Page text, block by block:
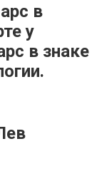
в
у
в знаке